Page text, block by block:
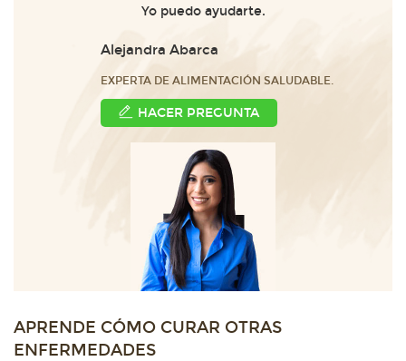
Yo puedo ayudarte.
Alejandra Abarca
EXPERTA DE ALIMENTACIÓN SALUDABLE.
HACER PREGUNTA
APRENDE CÓMO CURAR OTRAS
ENFERMEDADES